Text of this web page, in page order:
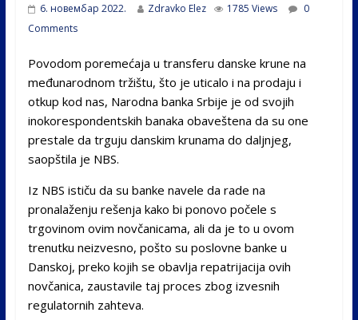
6. новембар 2022. Zdravko Elez 1785 Views
0
Comments
Povodom poremećaja u transferu danske krune na
međunarodnom tržištu, što je uticalo i na prodaju i
otkup kod nas, Narodna banka Srbije je od svojih
inokorespondentskih banaka obaveštena da su one
prestale da trguju danskim krunama do daljnjeg,
saopštila je NBS.
Iz NBS ističu da su banke navele da rade na
pronalaženju rešenja kako bi ponovo počele s
trgovinom ovim novčanicama, ali da je to u ovom
trenutku neizvesno, pošto su poslovne banke u
Danskoj, preko kojih se obavlja repatrijacija ovih
novčanica, zaustavile taj proces zbog izvesnih
regulatornih zahteva.